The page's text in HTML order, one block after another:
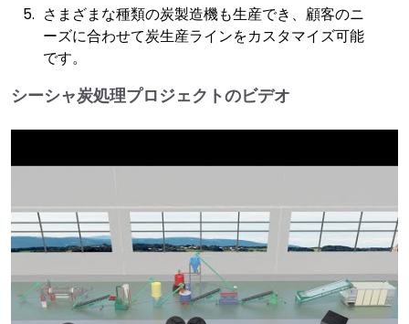
さまざまな種類の炭製造機も生産でき、顧客のニ
ーズに合わせて炭生産ラインをカスタマイズ可能
です。
シーシャ炭処理プロジェクトのビデオ